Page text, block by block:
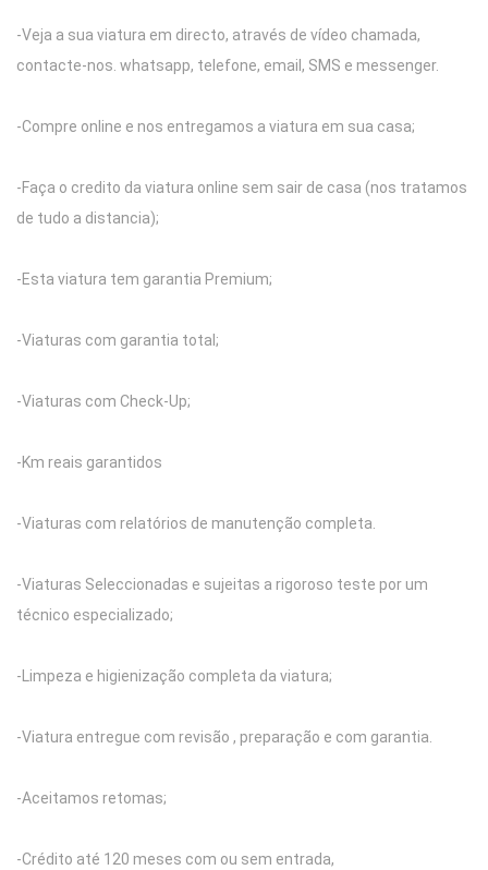
-Veja a sua viatura em directo, através de vídeo chamada,
contacte-nos. whatsapp, telefone, email, SMS e messenger.
-Compre online e nos entregamos a viatura em sua casa;
-Faça o credito da viatura online sem sair de casa (nos tratamos
de tudo a distancia);
-Esta viatura tem garantia Premium;
-Viaturas com garantia total;
-Viaturas com Check-Up;
-Km reais garantidos
-Viaturas com relatórios de manutenção completa.
-Viaturas Seleccionadas e sujeitas a rigoroso teste por um
técnico especializado;
-Limpeza e higienização completa da viatura;
-Viatura entregue com revisão , preparação e com garantia.
-Aceitamos retomas;
-Crédito até 120 meses com ou sem entrada,